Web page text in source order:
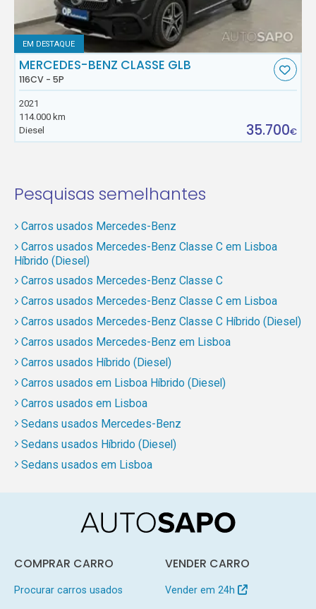
EM DESTAQUE
MERCEDES-BENZ CLASSE GLB
116CV - 5P
2021
114.000 km
Diesel
35.700€
Pesquisas semelhantes
Carros usados Mercedes-Benz
Carros usados Mercedes-Benz Classe C em Lisboa
Híbrido (Diesel)
Carros usados Mercedes-Benz Classe C
Carros usados Mercedes-Benz Classe C em Lisboa
Carros usados Mercedes-Benz Classe C Híbrido (Diesel)
Carros usados Mercedes-Benz em Lisboa
Carros usados Híbrido (Diesel)
Carros usados em Lisboa Híbrido (Diesel)
Carros usados em Lisboa
Sedans usados Mercedes-Benz
Sedans usados Híbrido (Diesel)
Sedans usados em Lisboa
COMPRAR CARRO
Procurar carros usados
VENDER CARRO
Vender em 24h